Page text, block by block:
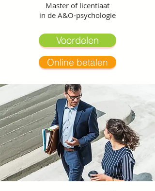
Master of licentiaat
in de A&O-psychologie
Voordelen
Online betalen